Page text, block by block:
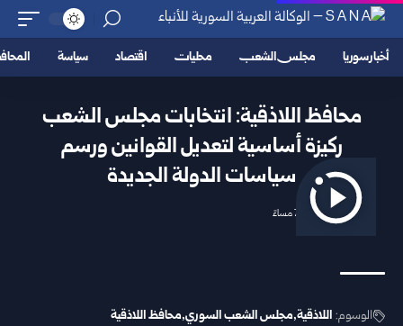
أخبار سوريا مجلس الشعب محليات اقتصاد سياسة
محافظ اللاذقية: انتخابات مجلس الشعب
ركيزة أساسية لتعديل القوانين ورسم
سياسات الدولة الجديدة
2025/10/05 7:37 مساءً
الوسوم: اللاذقية مجلس الشعب السوري محافظ اللاذقية